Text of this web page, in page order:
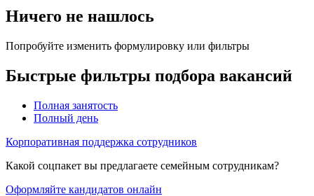
Ничего не нашлось
Попробуйте изменить формулировку или фильтры
Быстрые фильтры подбора вакансий
Полная занятость
Полный день
Корпоративная поддержка сотрудников
Какой соцпакет вы предлагаете семейным сотрудникам?
Оформляйте кандидатов онлайн